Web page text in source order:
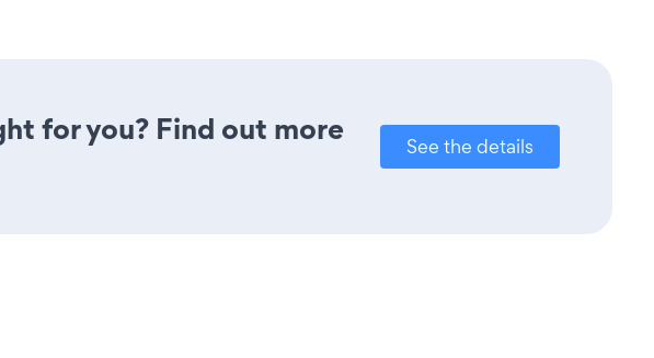
for you? Find out more
See the details